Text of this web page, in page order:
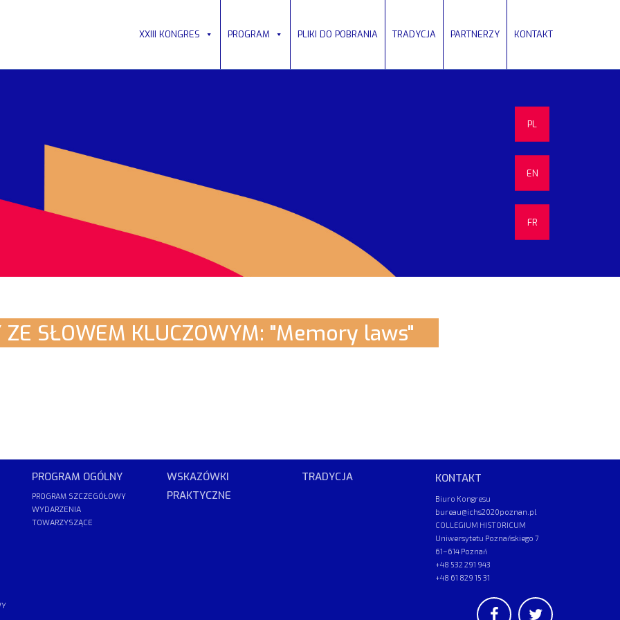
XXIII KONGRES PROGRAM PLIKI DO POBRANIA TRADYCJA PARTNERZY KONTAKT
PL
EN
FR
ZE SŁOWEM KLUCZOWYM: "Memory laws"
PROGRAM OGÓLNY
PROGRAM SZCZEGÓŁOWY
WYDARZENIA
TOWARZYSZĄCE
WSKAZÓWKI
PRAKTYCZNE
TRADYCJA KONTAKT
Biuro Kongresu
bureau@ichs2020poznan.pl
COLLEGIUM HISTORICUM
Uniwersytetu Poznańskiego 7
61–614 Poznań
+48 532 291 943
+48 61 829 15 31